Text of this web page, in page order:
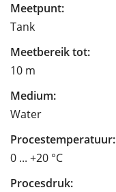
Meetpunt:
Tank
Meetbereik tot:
10 m
Medium:
Water
Procestemperatuur:
0 ... +20 °C
Procesdruk: